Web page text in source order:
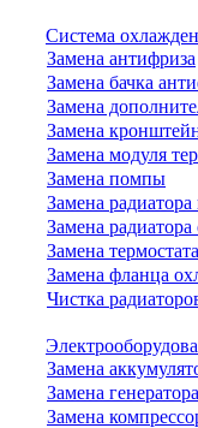
Система
Замена антифриза
Замена бачка
Замена
Замена
Замена модуля
Замена помпы
Замена
Замена
Замена термостата
Замена фланца
Чистка
Замена
Замена генератора
Замена